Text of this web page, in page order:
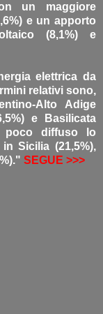
un maggiore
e un apporto
(8,1%) e
elettrica da
relativi sono,
Alto Adige
e Basilicata
poco diffuso lo
Sicilia (21,5%),
SEGUE >>>